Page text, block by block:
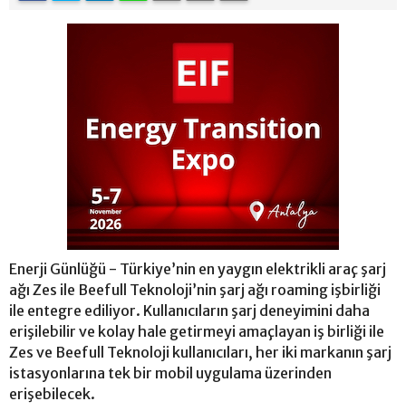
Enerji Günlüğü - Türkiye’nin en yaygın elektrikli araç şarj
ağı Zes ile Beefull Teknoloji’nin şarj ağı roaming işbirliği
ile entegre ediliyor. Kullanıcıların şarj deneyimini daha
erişilebilir ve kolay hale getirmeyi amaçlayan iş birliği ile
Zes ve Beefull Teknoloji kullanıcıları, her iki markanın şarj
istasyonlarına tek bir mobil uygulama üzerinden
erişebilecek.